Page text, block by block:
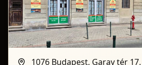
1076 Budapest, Garay tér 17.